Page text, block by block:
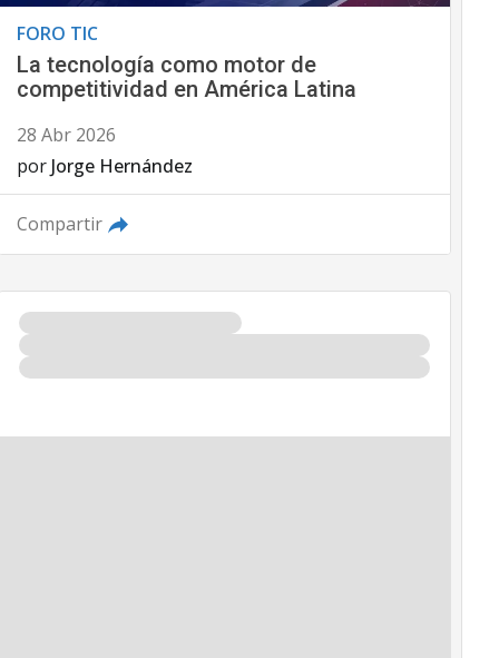
FORO TIC
La tecnología como motor de
competitividad en América Latina
28 Abr 2026
por Jorge Hernández
Compartir